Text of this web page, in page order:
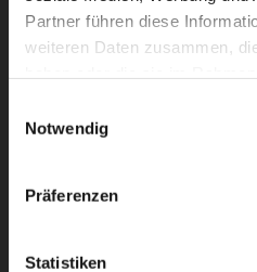
Partner führen diese
weiteren Daten zusammen,
Notwendig
Präferenzen
Statistiken